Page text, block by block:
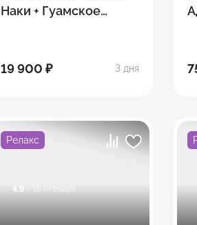
Наки + Гуамское
19 900 ₽ 3 дня
Релакс
4.9 / 16 отзывов